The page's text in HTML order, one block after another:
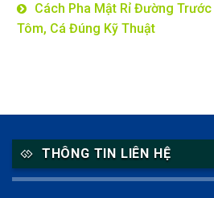
Cách Pha Mật Rỉ Đường
Tôm, Cá Đúng Kỹ Thuật
THÔNG TIN LIÊN HỆ